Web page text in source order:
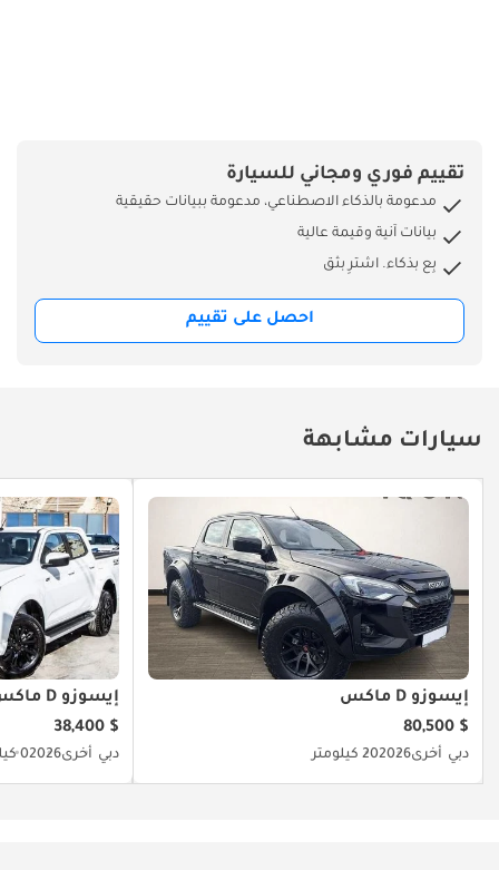
تقييم فوري ومجاني للسيارة
مدعومة بالذكاء الاصطناعي، مدعومة ببيانات حقيقية
بيانات آنية وقيمة عالية
بِع بذكاء. اشترِ بثق
احصل على تقييم
سيارات مشابهة
إيسوزو D ماكس
$ 80,500
دبي أخرى202620 كيلومتر
إيسوزو D ماكس
$ 38,400
دبي أخرى20260 كيلومتر